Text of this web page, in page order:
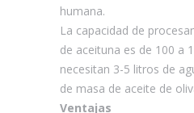
humana.
La capacidad de
de aceituna es de 100 a
necesitan 3-5 litros de
de masa de aceite de
Ventajas